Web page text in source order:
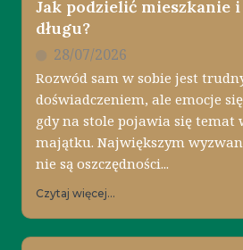
Jak podzielić mieszkanie i
długu?
28/07/2026
Rozwód sam w sobie jest
doświadczeniem, ale emocje
gdy na stole pojawia się temat
majątku. Największym
nie są oszczędności...
Czytaj więcej...